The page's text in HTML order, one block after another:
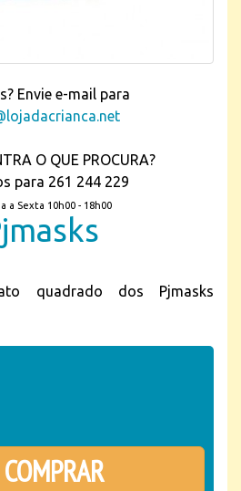
Envie e-mail para
O QUE PROCURA?
para 261 244 229
a Sexta 10h00 - 18h00
quadrado dos Pjmasks